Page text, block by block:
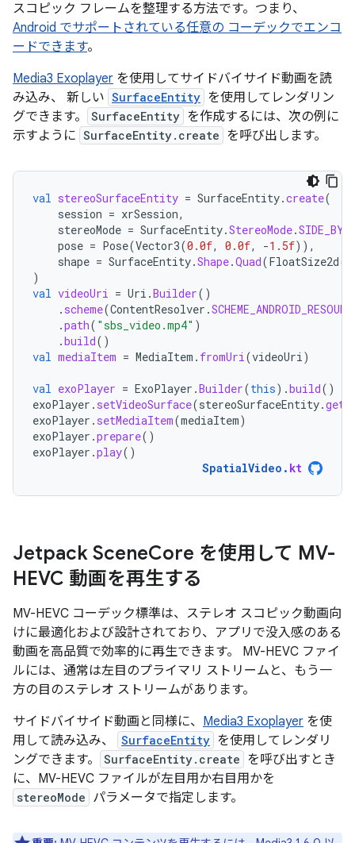
スコピック フレームを整理する方法です。つまり、
Android でサポートされている任意の コーデックでエンコ
ードできます。
Media3 Exoplayer を使用してサイドバイサイド動画を読
み込み、 新しい SurfaceEntity を使用してレンダリン
グできます。
SurfaceEntity を作成するには、次の例に
示すように SurfaceEntity.create を呼び出します。
val stereoSurfaceEntity = SurfaceEntity.create(
session = xrSession,
stereoMode = SurfaceEntity.StereoMode.
pose = Pose(Vector3(0.0f, 0.0f, -1.5f)),
shape = SurfaceEntity.Shape.Quad(FloatSize2d(
)
val videoUri = Uri .Builder()
. scheme(ContentResolver .
.path( "sbs_video.mp4" )
.build()
val mediaItem = MediaItem . fromUri(videoUri)
val exoPlayer = ExoPlayer .Builder(this).build()
exoPlayer . setVideoSurface(stereoSurfaceEntity.
exoPlayer . setMediaItem(mediaItem)
exoPlayer .prepare()
exoPlayer .play()
SpatialVideo . kt
Jetpack SceneCore を使用して MV-
HEVC 動画を再生する
MV-HEVC コーデック標準は、ステレオ スコピック動画向
けに最適化および設計されており、アプリで没入感のある
動画を高品質で効率的に再生できます。 MV-HEVC ファイ
ルには、通常は左目のプライマリ ストリームと、もう一
方の目のステレオ ストリームがあります。
サイドバイサイド動画と同様に、 Media3 Exoplayer を使
用して読み込み、
SurfaceEntity を使用してレンダリ
ングできます。
SurfaceEntity.create を呼び出すとき
に、MV-HEVC ファイルが左目用か右目用かを
stereoMode パラメータで指定します。